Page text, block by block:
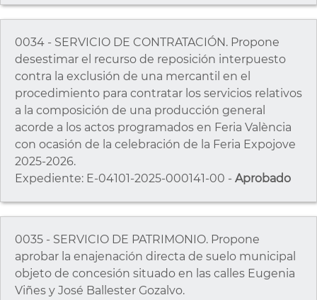
0034 - SERVICIO DE CONTRATACIÓN. Propone
desestimar el recurso de reposición interpuesto
contra la exclusión de una mercantil en el
procedimiento para contratar los servicios relativos
a la composición de una producción general
acorde a los actos programados en Feria València
con ocasión de la celebración de la Feria Expojove
2025-2026.
Expediente: E-04101-2025-000141-00 - Aprobado
0035 - SERVICIO DE PATRIMONIO. Propone
aprobar la enajenación directa de suelo municipal
objeto de concesión situado en las calles Eugenia
Viñes y José Ballester Gozalvo.